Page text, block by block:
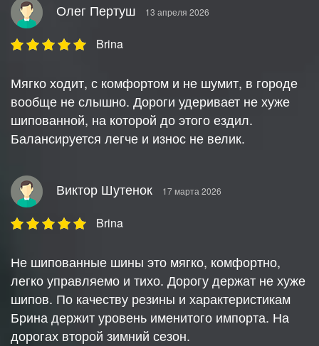
Олег Пертуш 13 апреля 2026
Brina
Мягко ходит, с комфортом и не шумит, в городе
вообще не слышно. Дороги удеривает не хуже
шипованной, на которой до этого ездил.
Балансируется легче и износ не велик.
Виктор Шутенок 17 марта 2026
Brina
Не шипованные шины это мягко, комфортно,
легко управляемо и тихо. Дорогу держат не хуже
шипов. По качеству резины и характеристикам
Брина держит уровень именитого импорта. На
дорогах второй зимний сезон.